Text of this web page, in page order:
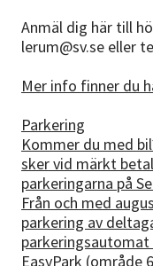
Anmäl dig här till
lerum@sv.se eller
Mer info finner du
Parkering
Kommer du med
sker vid märkt
parkeringarna på
Från och med
parkering av
EasyPark (område